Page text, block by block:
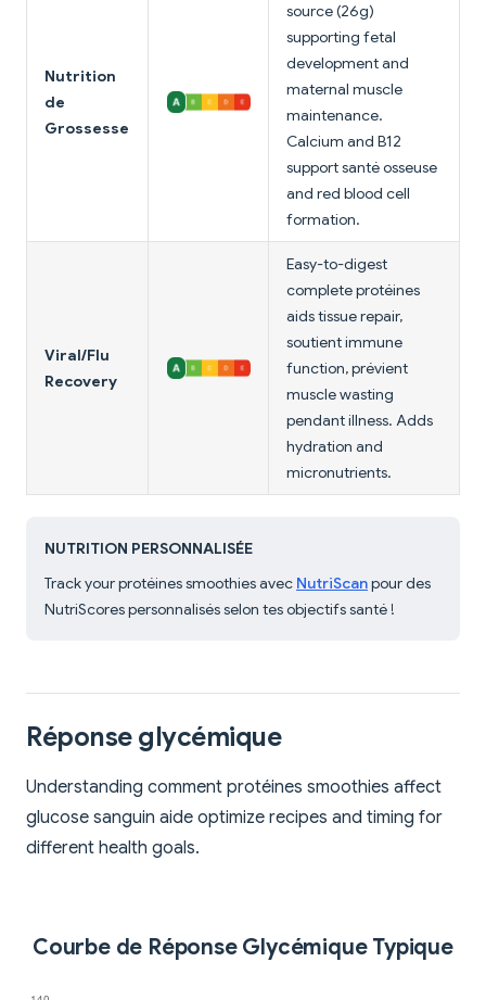
Nutrition
de
Grossesse
source (26g)
supporting fetal
development and
maternal muscle
maintenance.
Calcium and B12
support santé osseuse
and red blood cell
formation.
Viral/Flu
Recovery
Easy-to-digest
complete protéines
aids tissue repair,
soutient immune
function, prévient
muscle wasting
pendant illness. Adds
hydration and
micronutrients.
NUTRITION PERSONNALISÉE
Track your protéines smoothies avec NutriScanpour des
NutriScores personnalisés selon tes objectifs santé !
Réponse glycémique
Understanding comment protéines smoothies affect
glucose sanguin aide optimize recipes and timing for
different health goals.
Courbe de Réponse Glycémique Typique